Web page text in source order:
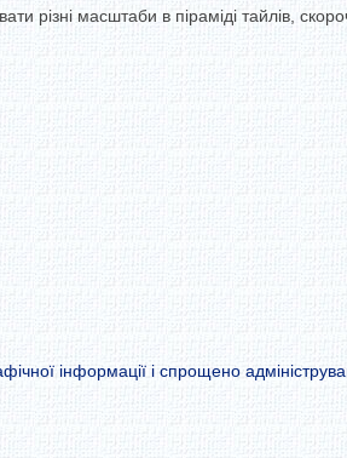
різні масштаби в піраміді тайлів,
інформації і спрощено